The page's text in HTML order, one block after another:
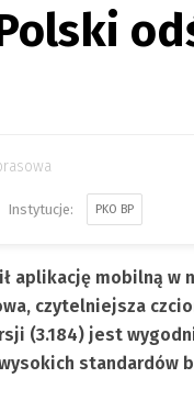
PKO BP
aplikację mobilną w
czytelniejsza
(3.184) jest
standardów